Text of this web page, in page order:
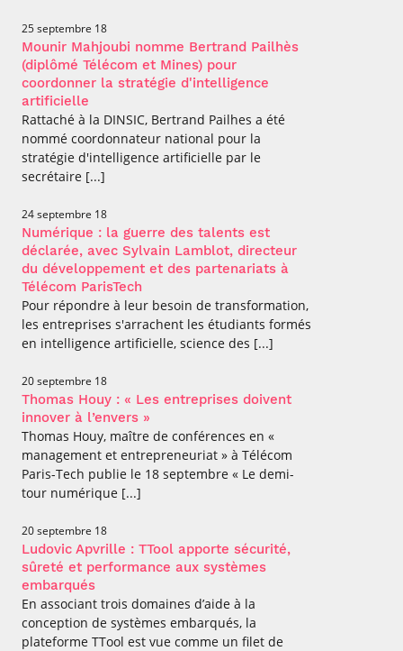
25 septembre 18
Mounir Mahjoubi nomme Bertrand Pailhès
(diplômé Télécom et Mines) pour
coordonner la stratégie d'intelligence
artificielle
Rattaché à la DINSIC, Bertrand Pailhes a été
nommé coordonnateur national pour la
stratégie d'intelligence artificielle par le
secrétaire [...]
24 septembre 18
Numérique : la guerre des talents est
déclarée, avec Sylvain Lamblot, directeur
du développement et des partenariats à
Télécom ParisTech
Pour répondre à leur besoin de transformation,
les entreprises s'arrachent les étudiants formés
en intelligence artificielle, science des [...]
20 septembre 18
Thomas Houy : « Les entreprises doivent
innover à l’envers »
Thomas Houy, maître de conférences en «
management et entrepreneuriat » à Télécom
Paris-Tech publie le 18 septembre « Le demi-
tour numérique [...]
20 septembre 18
Ludovic Apvrille : TTool apporte sécurité,
sûreté et performance aux systèmes
embarqués
En associant trois domaines d’aide à la
conception de systèmes embarqués, la
plateforme TTool est vue comme un filet de